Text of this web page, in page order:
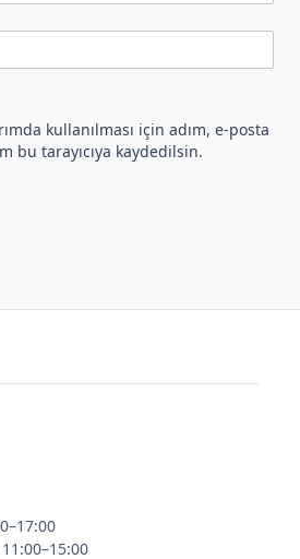
kullanılması için adım, e-posta
bu tarayıcıya kaydedilsin.